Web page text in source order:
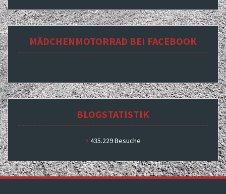
MÄDCHENMOTORRAD BEI FACEBOOK
BLOGSTATISTIK
435.229 Besuche